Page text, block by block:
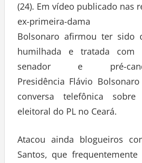
(24). Em vídeo publicado nas
ex-primeira-dama
Bolsonaro afirmou ter sido
humilhada e tratada com
senador e pré-
Presidência Flávio
conversa telefônica
eleitoral do PL no Ceará.
Atacou ainda blogueiros
Santos, que